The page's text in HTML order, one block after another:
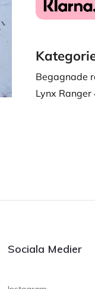
Begagnade
Lynx
Sociala Medier